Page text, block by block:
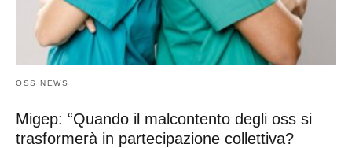
OSS NEWS
Migep: “Quando il malcontento degli oss si
trasformerà in partecipazione collettiva?